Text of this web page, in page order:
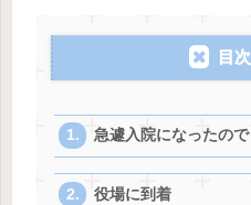
目次
急遽入院になったので
役場に到着